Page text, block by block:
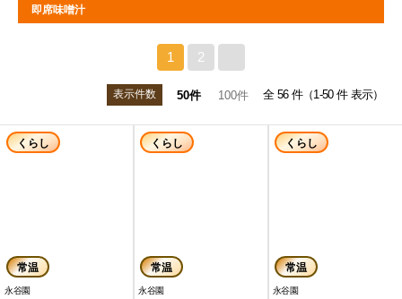
即席味噌汁
1 2
表示件数 50件 100件 全 56 件（1-50 件 表示）
くらし
常温
永谷園
くらし
常温
永谷園
くらし
常温
永谷園